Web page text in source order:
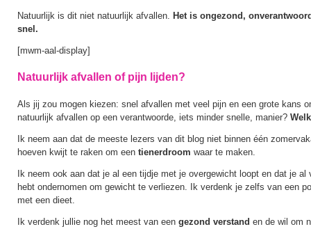
Natuurlijk is dit niet natuurlijk afvallen. Het is ongezond,
snel.
[mwm-aal-display]
Natuurlijk afvallen of pijn lijden?
Als jij zou mogen kiezen: snel afvallen met veel pijn en een grote kans
natuurlijk afvallen op een verantwoorde, iets minder snelle, manier?
Ik neem aan dat de meeste lezers van dit blog niet binnen één
hoeven kwijt te raken om een tienerdroom waar te maken.
Ik neem ook aan dat je al een tijdje met je overgewicht loopt en dat je al
hebt ondernomen om gewicht te verliezen. Ik verdenk je zelfs van een
met een dieet.
Ik verdenk jullie nog het meest van een gezond verstand en de wil om